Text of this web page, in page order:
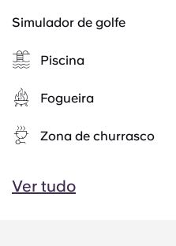
Simulador de golfe
Piscina
Fogueira
Zona de churrasco
Ver tudo